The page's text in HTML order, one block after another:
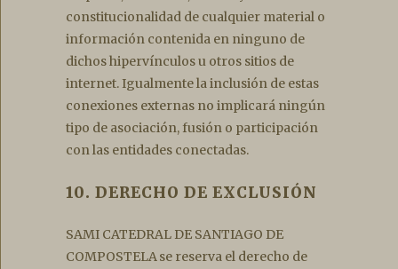
constitucionalidad de cualquier material o
información contenida en ninguno de
dichos hipervínculos u otros sitios de
internet. Igualmente la inclusión de estas
conexiones externas no implicará ningún
tipo de asociación, fusión o participación
con las entidades conectadas.
10. DERECHO DE EXCLUSIÓN
SAMI CATEDRAL DE SANTIAGO DE
COMPOSTELA se reserva el derecho de